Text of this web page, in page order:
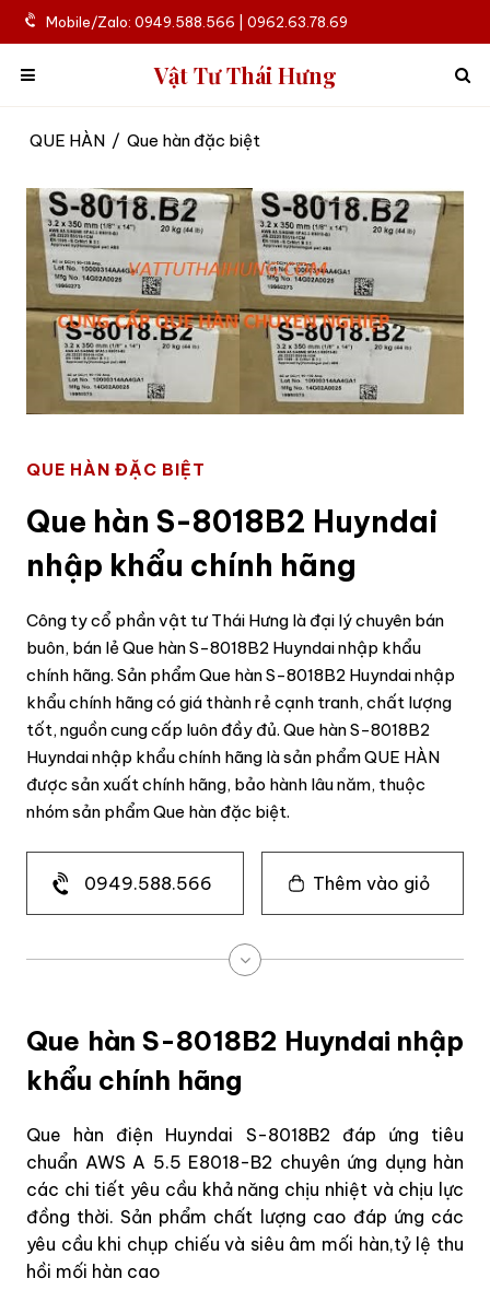
Mobile/Zalo: 0949.588.566 | 0962.63.78.69
Vật Tư Thái Hưng
QUE HÀN / Que hàn đặc biệt
QUE HÀN ĐẶC BIỆT
Que hàn S-8018B2 Huyndai
nhập khẩu chính hãng
Công ty cổ phần vật tư Thái Hưng là đại lý chuyên bán
buôn, bán lẻ Que hàn S-8018B2 Huyndai nhập khẩu
chính hãng. Sản phẩm Que hàn S-8018B2 Huyndai nhập
khẩu chính hãng có giá thành rẻ cạnh tranh, chất lượng
tốt, nguồn cung cấp luôn đầy đủ. Que hàn S-8018B2
Huyndai nhập khẩu chính hãng là sản phẩm QUE HÀN
được sản xuất chính hãng, bảo hành lâu năm, thuộc
nhóm sản phẩm Que hàn đặc biệt.
0949.588.566 Thêm vào giỏ
Que hàn S-8018B2 Huyndai nhập
khẩu chính hãng
Que hàn điện Huyndai S-8018B2 đáp ứng tiêu
chuẩn AWS A 5.5 E8018-B2 chuyên ứng dụng hàn
các chi tiết yêu cầu khả năng chịu nhiệt và chịu lực
đồng thời. Sản phẩm chất lượng cao đáp ứng các
yêu cầu khi chụp chiếu và siêu âm mối hàn,tỷ lệ thu
hồi mối hàn cao